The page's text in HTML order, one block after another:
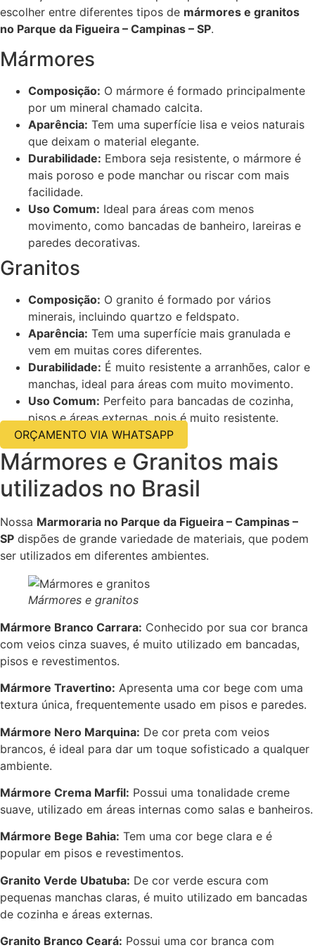
escolher entre diferentes tipos de mármores e granitos
no Parque da Figueira – Campinas – SP.
Mármores
Composição: O mármore é formado principalmente
por um mineral chamado calcita.
Aparência: Tem uma superfície lisa e veios naturais
que deixam o material elegante.
Durabilidade: Embora seja resistente, o mármore é
mais poroso e pode manchar ou riscar com mais
facilidade.
Uso Comum: Ideal para áreas com menos
movimento, como bancadas de banheiro, lareiras e
paredes decorativas.
Granitos
Composição: O granito é formado por vários
minerais, incluindo quartzo e feldspato.
Aparência: Tem uma superfície mais granulada e
vem em muitas cores diferentes.
Durabilidade: É muito resistente a arranhões, calor e
manchas, ideal para áreas com muito movimento.
Uso Comum: Perfeito para bancadas de cozinha,
pisos e áreas externas, pois é muito resistente.
ORÇAMENTO VIA WHATSAPP
Mármores e Granitos mais
utilizados no Brasil
Nossa Marmoraria no Parque da Figueira – Campinas –
SP dispões de grande variedade de materiais, que podem
ser utilizados em diferentes ambientes.
Mármores e granitos
Mármore Branco Carrara: Conhecido por sua cor branca
com veios cinza suaves, é muito utilizado em bancadas,
pisos e revestimentos.
Mármore Travertino: Apresenta uma cor bege com uma
textura única, frequentemente usado em pisos e paredes.
Mármore Nero Marquina: De cor preta com veios
brancos, é ideal para dar um toque sofisticado a qualquer
ambiente.
Mármore Crema Marfil: Possui uma tonalidade creme
suave, utilizado em áreas internas como salas e banheiros.
Mármore Bege Bahia: Tem uma cor bege clara e é
popular em pisos e revestimentos.
Granito Verde Ubatuba: De cor verde escura com
pequenas manchas claras, é muito utilizado em bancadas
de cozinha e áreas externas.
Granito Branco Ceará: Possui uma cor branca com